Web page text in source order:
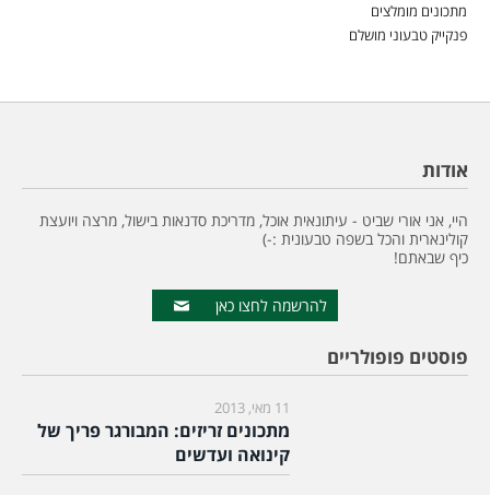
מתכונים מומלצים
פנקייק טבעוני מושלם
אודות
היי, אני אורי שביט - עיתונאית אוכל, מדריכת סדנאות בישול, מרצה ויועצת
קולינארית והכל בשפה טבעונית :-)
כיף שבאתם!
להרשמה לחצו כאן
פוסטים פופולריים
11 מאי, 2013
מתכונים זריזים: המבורגר פריך של
קינואה ועדשים